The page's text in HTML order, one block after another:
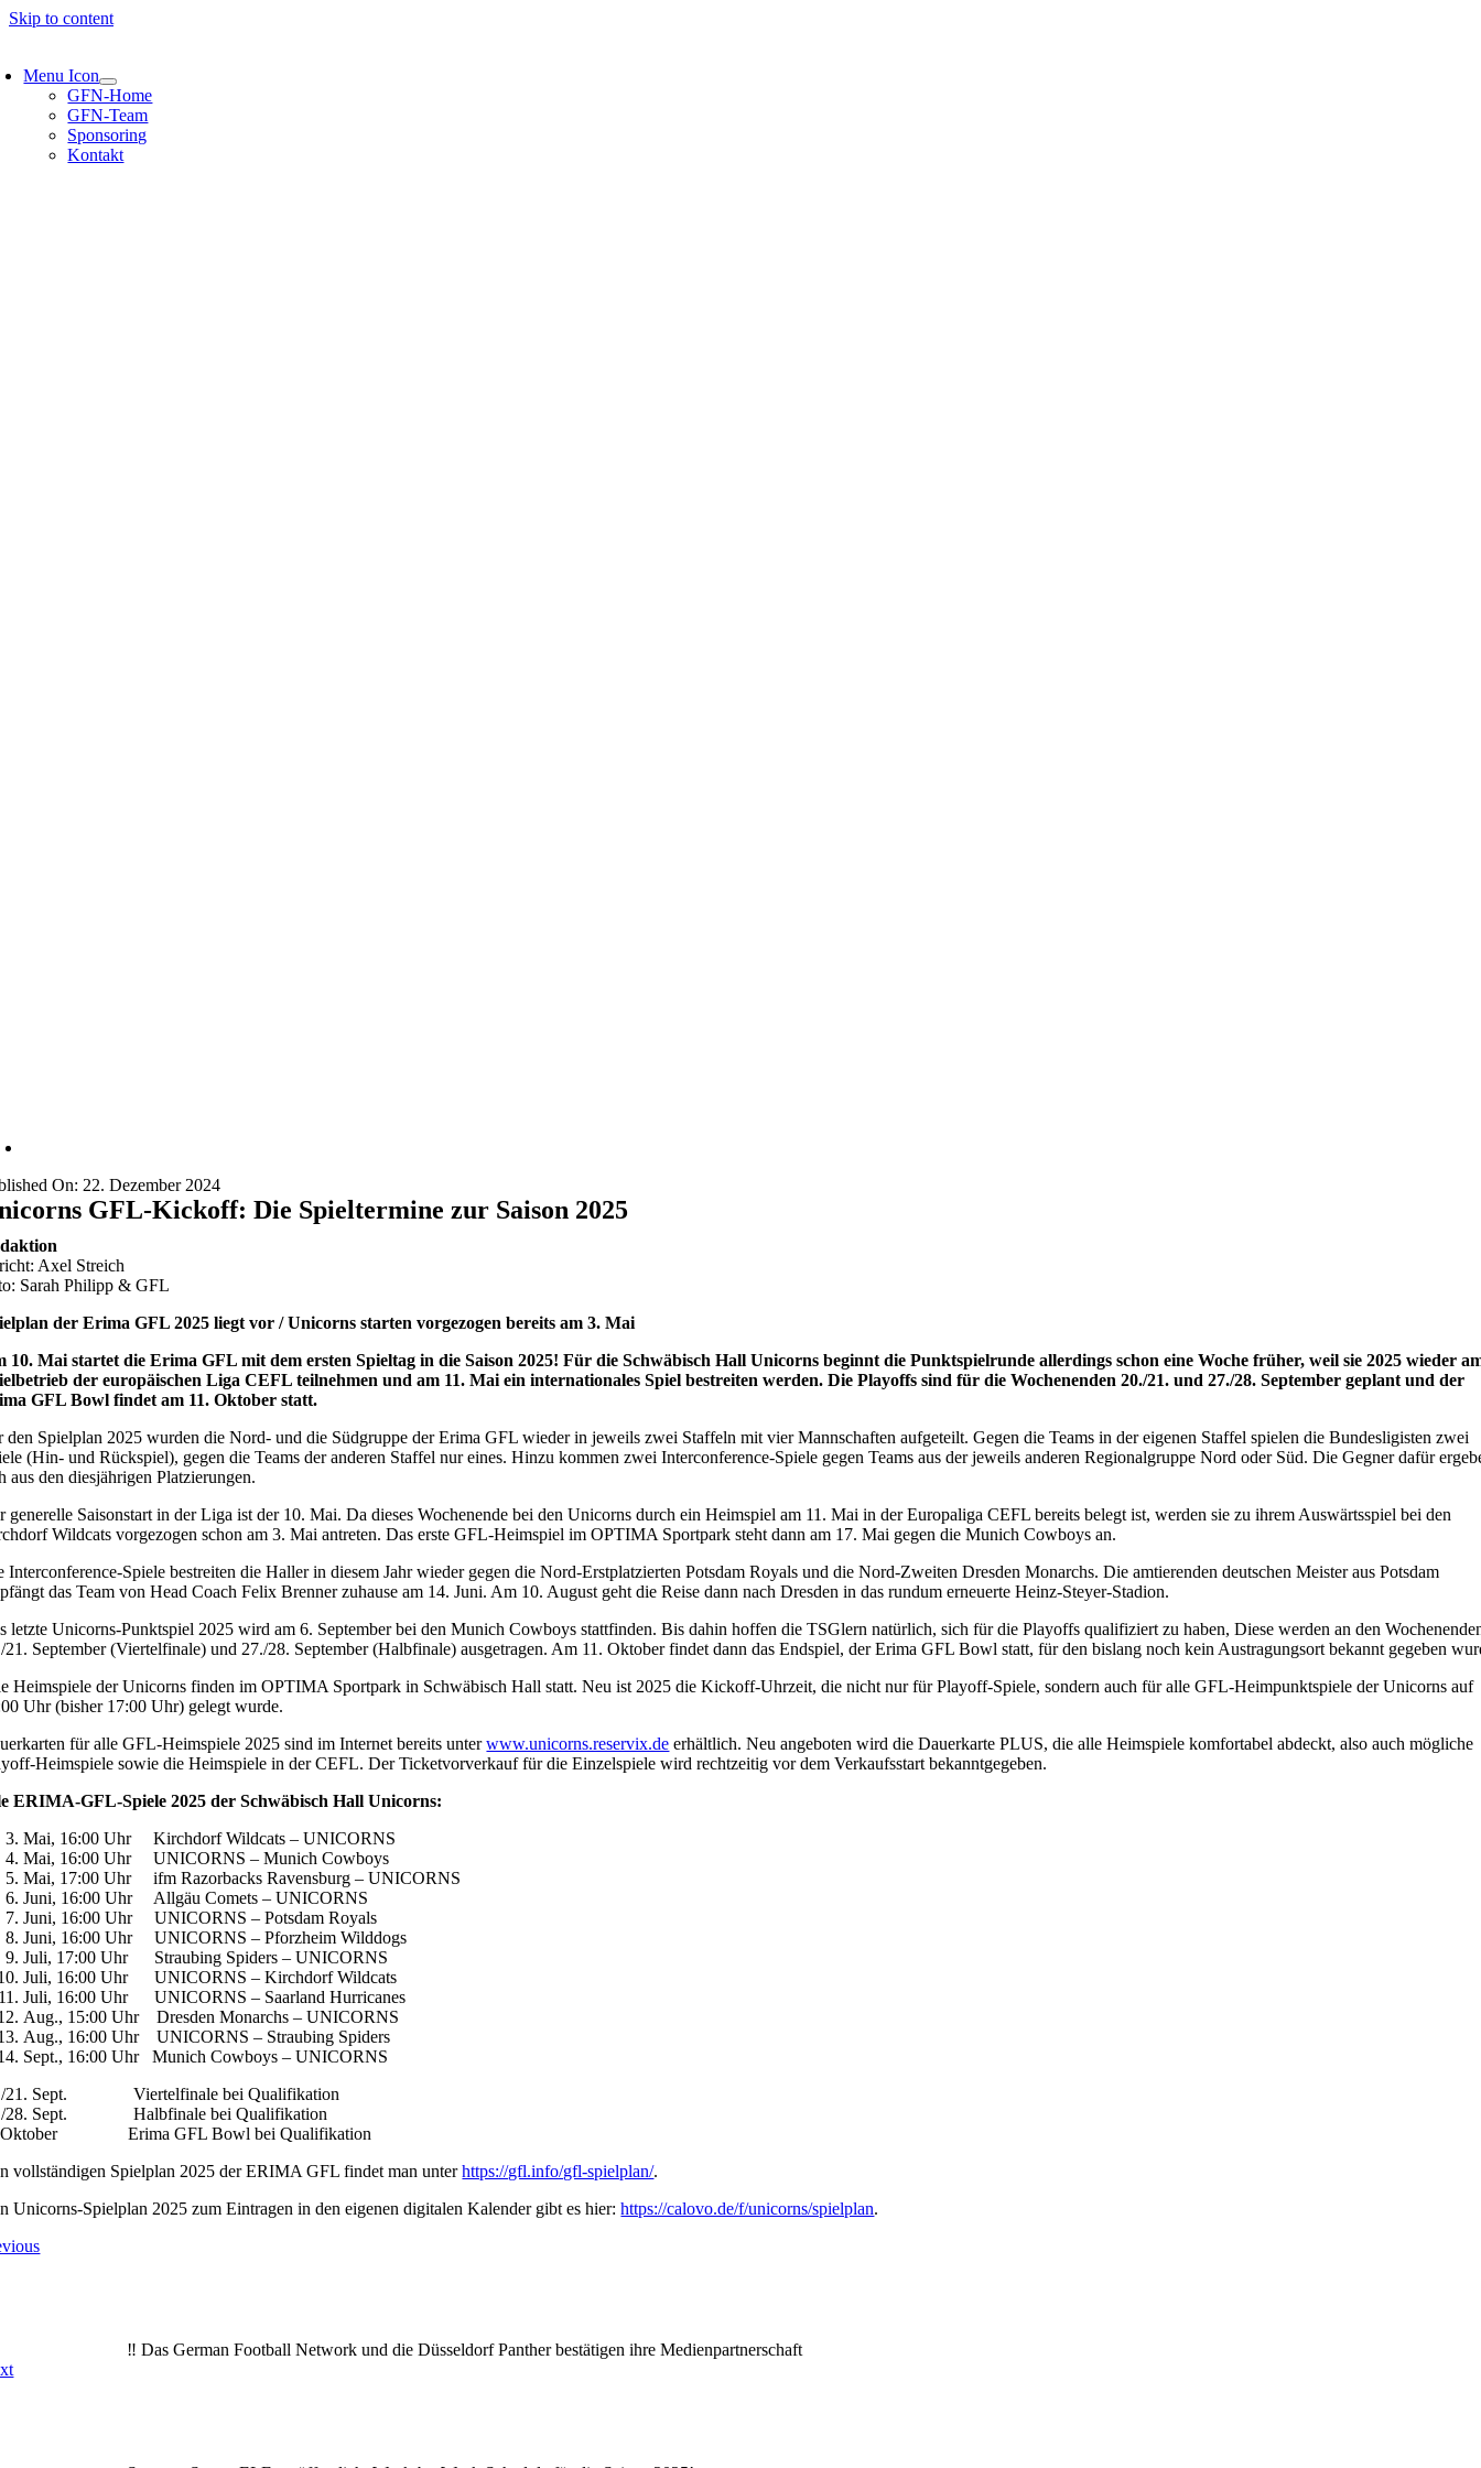
Skip to content
Menu Icon
GFN-Home
GFN-Team
Sponsoring
Kontakt
On: 22. Dezember 2024
GFL-Kickoff: Die Spieltermine zur Saison 2025
Axel Streich
Sarah Philipp & GFL
der Erima GFL 2025 liegt vor / Unicorns starten vorgezogen bereits am 3. Mai
10. Mai startet die Erima GFL mit dem ersten Spieltag in die Saison 2025! Für die Schwäbisch Hall Unicorns beginnt die Punktspielrunde allerdings schon eine Woche früher, weil sie 2025 wieder
der europäischen Liga CEFL teilnehmen und am 11. Mai ein internationales Spiel bestreiten werden. Die Playoffs sind für die Wochenenden 20./21. und 27./28. September geplant und der
GFL Bowl findet am 11. Oktober statt.
den Spielplan 2025 wurden die Nord- und die Südgruppe der Erima GFL wieder in jeweils zwei Staffeln mit vier Mannschaften aufgeteilt. Gegen die Teams in der eigenen Staffel spielen die Bundesligisten zwei
(Hin- und Rückspiel), gegen die Teams der anderen Staffel nur eines. Hinzu kommen zwei Interconference-Spiele gegen Teams aus der jeweils anderen Regionalgruppe Nord oder Süd. Die Gegner dafür
aus den diesjährigen Platzierungen.
generelle Saisonstart in der Liga ist der 10. Mai. Da dieses Wochenende bei den Unicorns durch ein Heimspiel am 11. Mai in der Europaliga CEFL bereits belegt ist, werden sie zu ihrem Auswärtsspiel bei den
Wildcats vorgezogen schon am 3. Mai antreten. Das erste GFL-Heimspiel im OPTIMA Sportpark steht dann am 17. Mai gegen die Munich Cowboys an.
Interconference-Spiele bestreiten die Haller in diesem Jahr wieder gegen die Nord-Erstplatzierten Potsdam Royals und die Nord-Zweiten Dresden Monarchs. Die amtierenden deutschen Meister aus Potsdam
das Team von Head Coach Felix Brenner zuhause am 14. Juni. Am 10. August geht die Reise dann nach Dresden in das rundum erneuerte Heinz-Steyer-Stadion.
letzte Unicorns-Punktspiel 2025 wird am 6. September bei den Munich Cowboys stattfinden. Bis dahin hoffen die TSGlern natürlich, sich für die Playoffs qualifiziert zu haben, Diese werden an den
21. September (Viertelfinale) und 27./28. September (Halbfinale) ausgetragen. Am 11. Oktober findet dann das Endspiel, der Erima GFL Bowl statt, für den bislang noch kein Austragungsort bekannt gegeben
Heimspiele der Unicorns finden im OPTIMA Sportpark in Schwäbisch Hall statt. Neu ist 2025 die Kickoff-Uhrzeit, die nicht nur für Playoff-Spiele, sondern auch für alle GFL-Heimpunktspiele der Unicorns auf
Uhr (bisher 17:00 Uhr) gelegt wurde.
für alle GFL-Heimspiele 2025 sind im Internet bereits unterwww.unicorns.reservix.de erhältlich. Neu angeboten wird die Dauerkarte PLUS, die alle Heimspiele komfortabel abdeckt, also auch mögliche
Heimspiele sowie die Heimspiele in der CEFL. Der Ticketvorverkauf für die Einzelspiele wird rechtzeitig vor dem Verkaufsstart bekanntgegeben.
ERIMA-GFL-Spiele 2025 der Schwäbisch Hall Unicorns:
Mai, 16:00 Uhr Kirchdorf Wildcats – UNICORNS
Mai, 16:00 Uhr UNICORNS – Munich Cowboys
Mai, 17:00 Uhr ifm Razorbacks Ravensburg – UNICORNS
Juni, 16:00 Uhr Allgäu Comets – UNICORNS
Juni, 16:00 Uhr UNICORNS – Potsdam Royals
Juni, 16:00 Uhr UNICORNS – Pforzheim Wilddogs
Juli, 17:00 Uhr Straubing Spiders – UNICORNS
Juli, 16:00 Uhr UNICORNS – Kirchdorf Wildcats
Juli, 16:00 Uhr UNICORNS – Saarland Hurricanes
Aug., 15:00 Uhr Dresden Monarchs – UNICORNS
Aug., 16:00 Uhr UNICORNS – Straubing Spiders
Sept., 16:00 Uhr Munich Cowboys – UNICORNS
21. Sept. Viertelfinale bei Qualifikation
28. Sept. Halbfinale bei Qualifikation
Erima GFL Bowl bei Qualifikation
vollständigen Spielplan 2025 der ERIMA GFL findet man unterhttps://gfl.info/gfl-spielplan/.
Unicorns-Spielplan 2025 zum Eintragen in den eigenen digitalen Kalender gibt es hier:https://calovo.de/f/unicorns/spielplan.
‼️ Das German Football Network und die Düsseldorf Panther bestätigen ihre Medienpartnerschaft